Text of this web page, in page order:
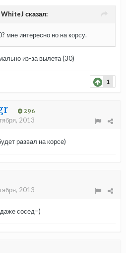
сказал:
мне интересно но на корсу.
из-за вылета (30)
1
296
2013
развал на корсе)
2013
сосед=)